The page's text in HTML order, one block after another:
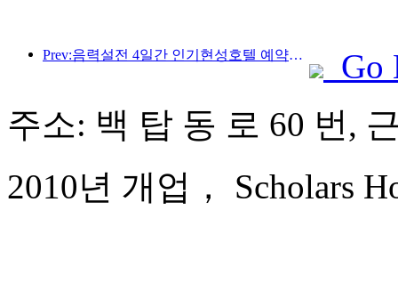
Prev:음력설전 4일간 인기현성호텔 예약량 동기대비 120% 초과 증가
Go
주소: 백 탑 동 로 60 번,
2010년 개업， Scholars